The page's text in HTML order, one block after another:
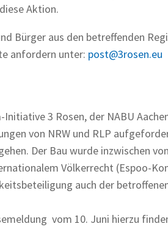
Aktion.
Bürger aus den betreffenden
anfordern unter: post@3rosen.eu
3 Rosen, der NABU
von NRW und RLP
Der Bau wurde inzwischen
Völkerrecht (Espoo-
auch der
vom 10. Juni hierzu